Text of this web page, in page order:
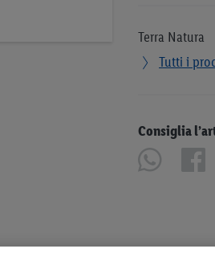
Terra Natura
Tutti i
Consiglia